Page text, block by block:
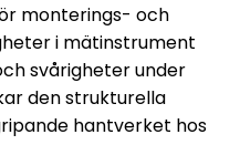
monterings- och
i mätinstrument
svårigheter under
den strukturella
hantverket hos